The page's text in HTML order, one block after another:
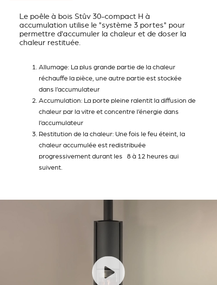
Le poêle à bois Stûv 30-compact H à
accumulation utilise le "système 3 portes" pour
permettre d'accumuler la chaleur et de doser la
chaleur restituée.
Allumage: La plus grande partie de la chaleur
réchauffe la pièce, une autre partie est stockée
dans l’accumulateur
Accumulation: La porte pleine ralentit la diffusion de
chaleur par la vitre et concentre l’énergie dans
l’accumulateur
Restitution de la chaleur: Une fois le feu éteint, la
chaleur accumulée est redistribuée
progressivement durant les 8 à 12 heures qui
suivent.